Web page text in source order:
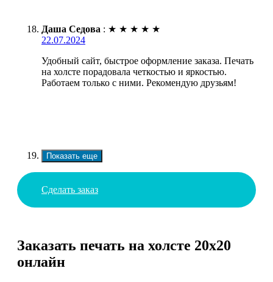
Даша Седова : ★ ★ ★ ★ ★
22.07.2024
Удобный сайт, быстрое оформление заказа. Печать
на холсте порадовала четкостью и яркостью.
Работаем только с ними. Рекомендую друзьям!
Показать еще
Сделать заказ
Заказать печать на холсте 20х20
онлайн